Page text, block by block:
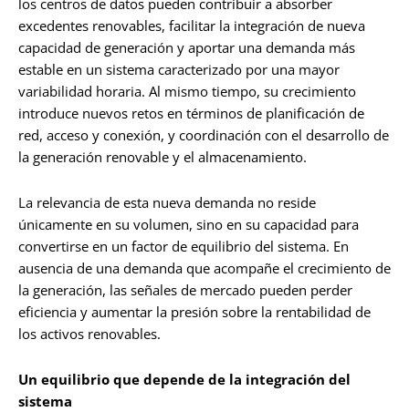
excedentes renovables, facilitar la integración de nueva
capacidad de generación y aportar una demanda más
estable en un sistema caracterizado por una mayor
variabilidad horaria. Al mismo tiempo, su crecimiento
introduce nuevos retos en términos de planificación de
red, acceso y conexión, y coordinación con el desarrollo de
la generación renovable y el almacenamiento.
La relevancia de esta nueva demanda no reside
únicamente en su volumen, sino en su capacidad para
convertirse en un factor de equilibrio del sistema. En
ausencia de una demanda que acompañe el crecimiento de
la generación, las señales de mercado pueden perder
eficiencia y aumentar la presión sobre la rentabilidad de
los activos renovables.
Un equilibrio que depende de la integración del
sistema